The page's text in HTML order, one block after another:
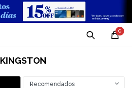
0
KINGSTON
Recomendados